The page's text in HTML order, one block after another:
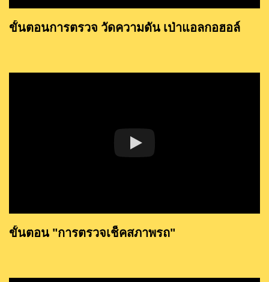
ขั้นตอนการตรวจ วัดความดัน เป่าแอลกอฮอล์
ขั้นตอน "การตรวจเช็คสภาพรถ"